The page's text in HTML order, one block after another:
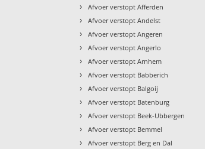
› Afvoer verstopt Afferden
› Afvoer verstopt Andelst
› Afvoer verstopt Angeren
› Afvoer verstopt Angerlo
› Afvoer verstopt Arnhem
› Afvoer verstopt Babberich
› Afvoer verstopt Balgoij
› Afvoer verstopt Batenburg
› Afvoer verstopt Beek-Ubbergen
› Afvoer verstopt Bemmel
› Afvoer verstopt Berg en Dal